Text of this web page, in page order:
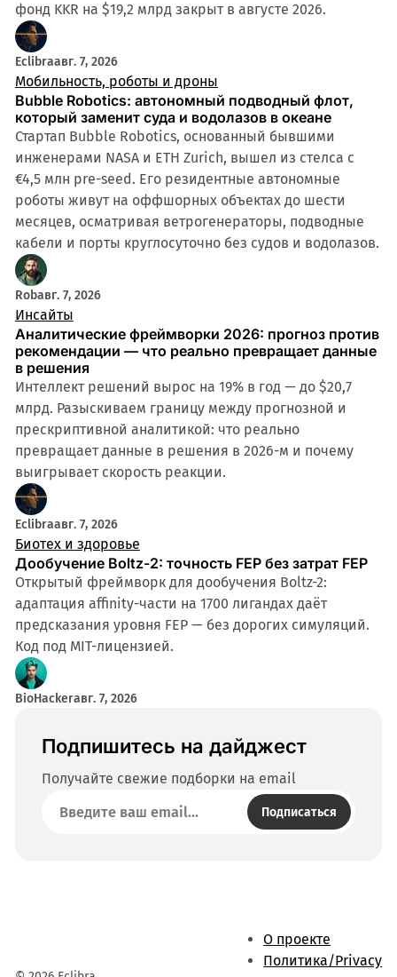
фонд KKR на $19,2 млрд закрыт в августе 2026.
Eclibraавг. 7, 2026
Мобильность, роботы и дроны
Bubble Robotics: автономный подводный флот,
который заменит суда и водолазов в океане
Стартап Bubble Robotics, основанный бывшими
инженерами NASA и ETH Zurich, вышел из стелса с
€4,5 млн pre-seed. Его резидентные автономные
роботы живут на оффшорных объектах до шести
месяцев, осматривая ветрогенераторы, подводные
кабели и порты круглосуточно без судов и водолазов.
Robавг. 7, 2026
Инсайты
Аналитические фреймворки 2026: прогноз против
рекомендации — что реально превращает данные
в решения
Интеллект решений вырос на 19% в год — до $20,7
млрд. Разыскиваем границу между прогнозной и
прескриптивной аналитикой: что реально
превращает данные в решения в 2026-м и почему
выигрывает скорость реакции.
Eclibraавг. 7, 2026
Биотех и здоровье
Дообучение Boltz-2: точность FEP без затрат FEP
Открытый фреймворк для дообучения Boltz-2:
адаптация affinity-части на 1700 лигандах даёт
предсказания уровня FEP — без дорогих симуляций.
Код под MIT-лицензией.
BioHackerавг. 7, 2026
Подпишитесь на дайджест
Получайте свежие подборки на email
Подписаться
О проекте
Политика/Privacy